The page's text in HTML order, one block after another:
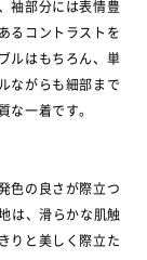
袖部分には表情豊
るコントラストを
ルはもちろん、単
ながらも細部まで
な一着です。
色の良さが際立つ
は、滑らかな肌触
りと美しく際立た